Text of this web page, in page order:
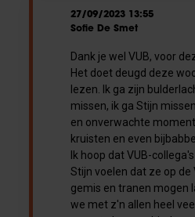
27/09/2023 13:55
Sofie De Smet
Dank je wel VUB, voor
Het doet deugd deze
lezen. Ik ga zijn
missen, ik ga Stijn
en onverwachte
kruisten en even
Ik hoop dat VUB-
Stijn voelen dat ze op de
gemis en tranen mogen
we met z'n allen heel